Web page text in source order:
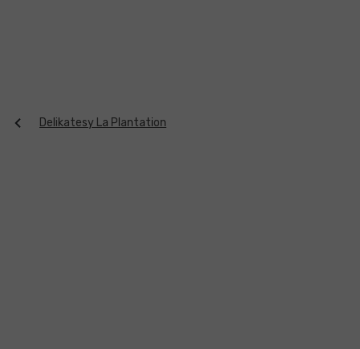
Delikatesy La Plantation